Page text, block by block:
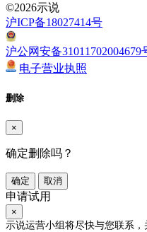
©2026示说
沪ICP备18027414号
沪公网安备31011702004679
电子营业执照
删除
×
确定删除吗？
确定 取消
申请试用
×
示说运营小组将尽快与您联系，